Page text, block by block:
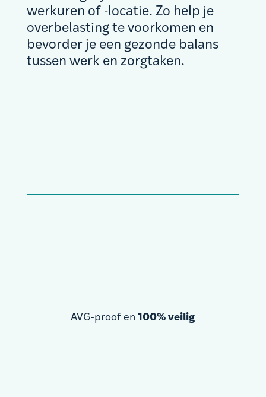
werkuren of -locatie. Zo help je
overbelasting te voorkomen en
bevorder je een gezonde balans
tussen werk en zorgtaken.
AVG-proof en100% veilig